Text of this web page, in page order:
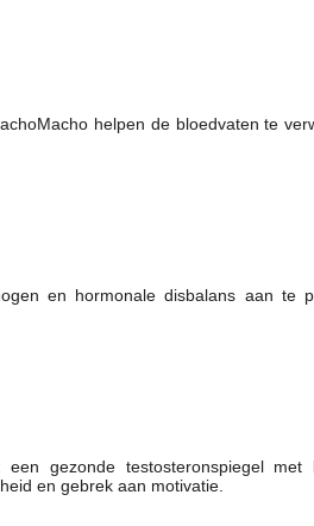
helpen de bloedvaten te
en hormonale disbalans aan te
gezonde testosteronspiegel
en gebrek aan motivatie.